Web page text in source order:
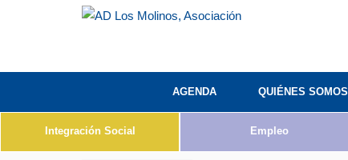
AGENDA QUIÉNES SOMOS
Integración Social Empleo